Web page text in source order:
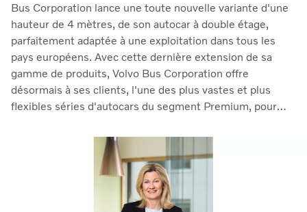
Bus Corporation lance une toute nouvelle variante d'une
hauteur de 4 mètres, de son autocar à double étage,
parfaitement adaptée à une exploitation dans tous les
pays européens. Avec cette dernière extension de sa
gamme de produits, Volvo Bus Corporation offre
désormais à ses clients, l'une des plus vastes et plus
flexibles séries d'autocars du segment Premium, pour
express, longue distance et charter, ainsi que pour les
voyages touristiques d'un jour et les voyages lointains.